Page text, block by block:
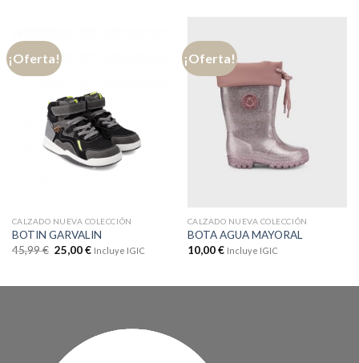
¡Oferta!
CALZADO NUEVA COLECCIÓN
BOTIN GARVALIN
45,99€ 25,00€ Incluye IGIC
¡Oferta!
CALZADO NUEVA COLECCIÓN
BOTA AGUA MAYORAL
10,00€ Incluye IGIC